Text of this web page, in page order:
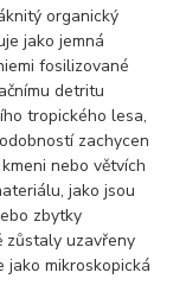
organický
jako jemná
fosilizované
detritu
tropického lesa,
zachycen
nebo větvích
jako jsou
zbytky
zůstaly uzavřeny
jako mikroskopická